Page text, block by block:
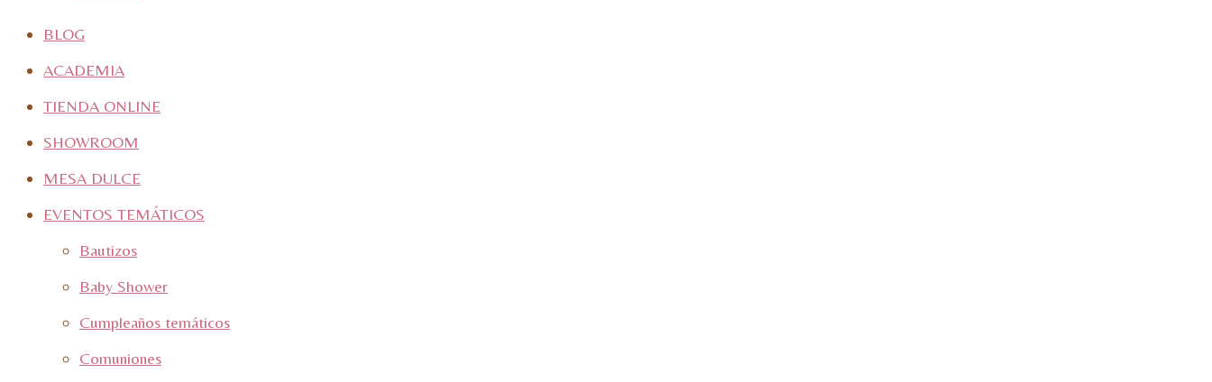
BLOG
ACADEMIA
TIENDA ONLINE
SHOWROOM
MESA DULCE
EVENTOS TEMÁTICOS
Bautizos
Baby Shower
Cumpleaños temáticos
Comuniones